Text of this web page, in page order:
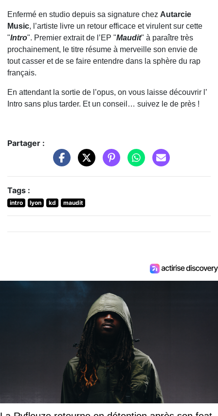
Enfermé en studio depuis sa signature chez Autarcie
Music, l’artiste livre un retour efficace et virulent sur cette
"Intro". Premier extrait de l’EP "Maudit" à paraître très
prochainement, le titre résume à merveille son envie de
tout casser et de se faire entendre dans la sphère du rap
français.
En attendant la sortie de l’opus, on vous laisse découvrir l’
Intro sans plus tarder. Et un conseil… suivez le de près !
Partager :
Tags :
intro lyon kd maudit